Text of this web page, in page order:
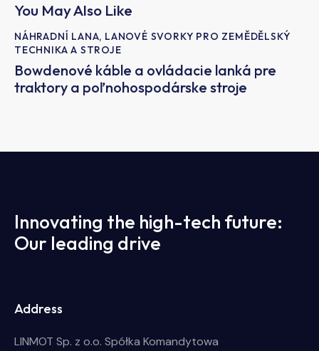
You May Also Like
NÁHRADNÍ LANA, LANOVÉ SVORKY PRO ZEMĚDĚLSKÝ
TECHNIKA A STROJE
Bowdenové káble a ovládacie lanká pre
traktory a poľnohospodárske stroje
Innovating the high-tech future:
Our leading drive
Address
LINMOT Sp. z o.o. Spółka Komandytowa